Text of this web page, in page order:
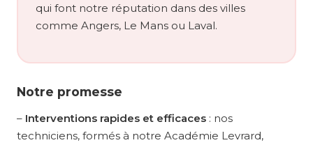
qui font notre réputation dans des villes
comme Angers, Le Mans ou Laval.
Notre promesse
– Interventions rapides et efficaces: nos
techniciens, formés à notre Académie Levrard,